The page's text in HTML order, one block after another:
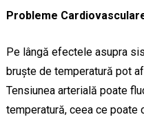
Probleme
Pe lângă efectele asupra
bruște de temperatură pot
Tensiunea arterială poate
temperatură, ceea ce poate